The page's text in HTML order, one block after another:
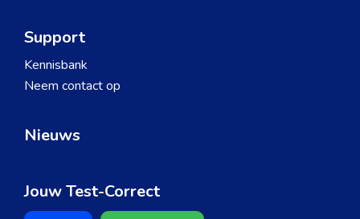
Support
Kennisbank
Neem contact op
Nieuws
Jouw Test-Correct